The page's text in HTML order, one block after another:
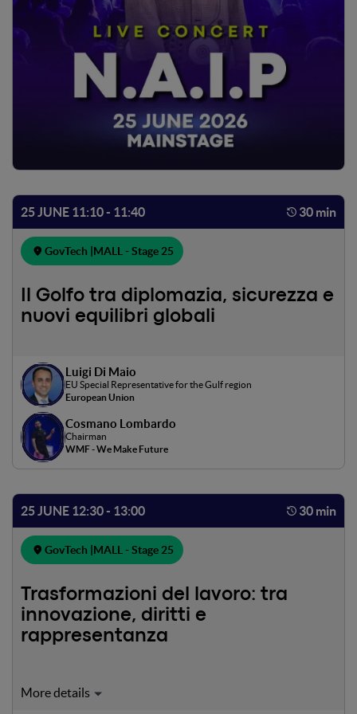
25 JUNE 11:10 - 11:40 30 min
GovTech | MALL - Stage 25
Il Golfo tra diplomazia, sicurezza e
nuovi equilibri globali
Luigi Di Maio
EU Special Representative for the Gulf region
European Union
Cosmano Lombardo
Chairman
WMF - We Make Future
25 JUNE 12:30 - 13:00 30 min
GovTech | MALL - Stage 25
Trasformazioni del lavoro: tra
innovazione, diritti e
rappresentanza
Le trasformazioni tecnologiche e i nuovi modelli